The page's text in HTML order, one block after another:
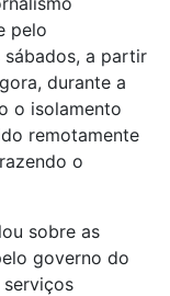
pelo
a partir
durante a
o isolamento
remotamente
o
sobre as
governo do